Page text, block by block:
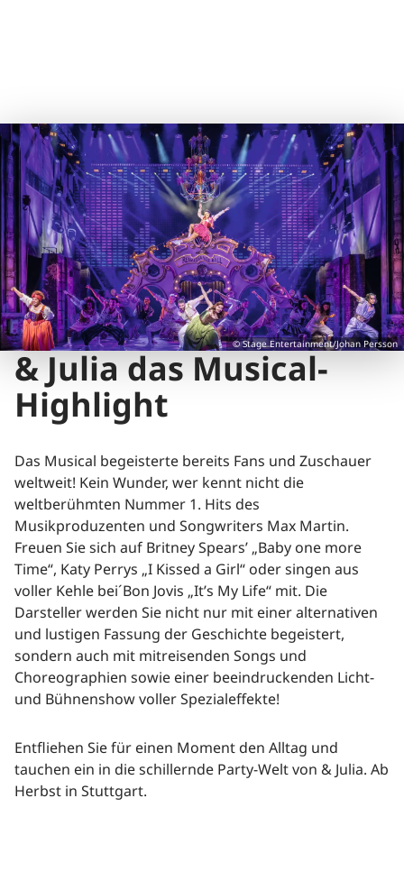
& Julia das Musical-
Highlight
Das Musical begeisterte bereits Fans und Zuschauer
weltweit! Kein Wunder, wer kennt nicht die
weltberühmten Nummer 1. Hits des
Musikproduzenten und Songwriters Max Martin.
Freuen Sie sich auf Britney Spears’ „Baby one more
Time“, Katy Perrys „I Kissed a Girl“ oder singen aus
voller Kehle bei´Bon Jovis „It’s My Life“ mit. Die
Darsteller werden Sie nicht nur mit einer alternativen
und lustigen Fassung der Geschichte begeistert,
sondern auch mit mitreisenden Songs und
Choreographien sowie einer beeindruckenden Licht-
und Bühnenshow voller Spezialeffekte!
Entfliehen Sie für einen Moment den Alltag und
tauchen ein in die schillernde Party-Welt von & Julia. Ab
Herbst in Stuttgart.
© Stage Entertainment/Johan Persson